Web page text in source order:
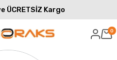
ÜCRETSİZ Kargo
0